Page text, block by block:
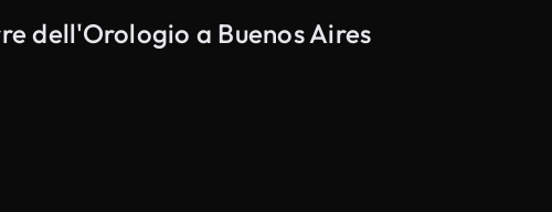
dell'Orologio a Buenos Aires